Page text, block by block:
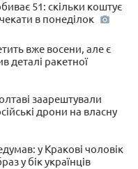
51: скільки коштує
в понеділок
вже восени, але є
деталі ракетної
заарештували
дрони на власну
у Кракові чоловік
у бік українців